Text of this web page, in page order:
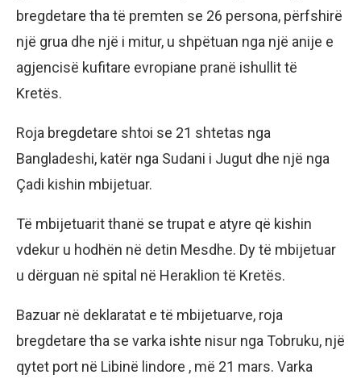
bregdetare tha të premten se 26 persona, përfshirë
një grua dhe një i mitur, u shpëtuan nga një anije e
agjencisë kufitare evropiane pranë ishullit të
Kretës.
Roja bregdetare shtoi se 21 shtetas nga
Bangladeshi, katër nga Sudani i Jugut dhe një nga
Çadi kishin mbijetuar.
Të mbijetuarit thanë se trupat e atyre që kishin
vdekur u hodhën në detin Mesdhe. Dy të mbijetuar
u dërguan në spital në Heraklion të Kretës.
Bazuar në deklaratat e të mbijetuarve, roja
bregdetare tha se varka ishte nisur nga Tobruku, një
qytet port në Libinë lindore , më 21 mars. Varka